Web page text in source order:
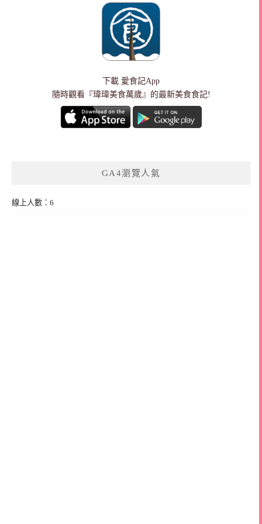
下載 愛食記App
隨時觀看『瑋瑋美食萬歲』的最新美食食記!
GA4瀏覽人氣
線上人數：6